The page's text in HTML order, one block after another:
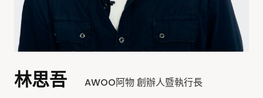
林思吾 AWOO阿物 創辦人暨執行長